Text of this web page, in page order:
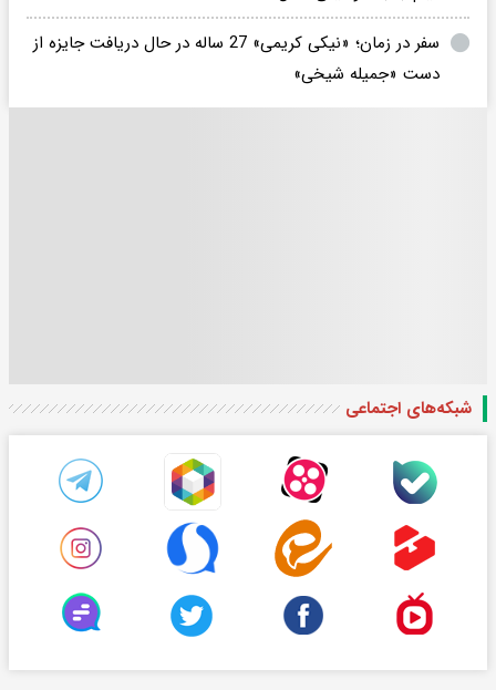
سفر در زمان؛ «نیکی کریمی» 27 ساله در حال دریافت جایزه از
دست «جمیله شیخی»
شبکه‌های اجتماعی